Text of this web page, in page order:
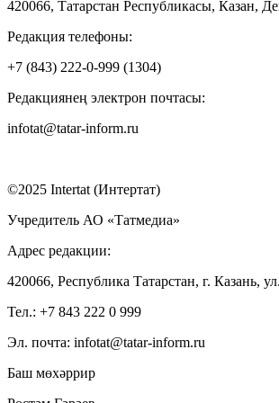
420066, Татарстан Республикасы, Казан,
Редакция телефоны:
+7 (843) 222-0-999 (1304)
Редакциянең электрон почтасы:
infotat@tatar-inform.ru
©2025 Intertat (Интертат)
Учредитель АО «Татмедиа»
Адрес редакции:
420066, Республика Татарстан, г. Казань,
Тел.: +7 843 222 0 999
Эл. почта: infotat@tatar-inform.ru
Баш мөхәррир